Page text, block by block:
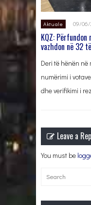
Aktuale 09/06/
KQZ:
vazhdon në 32
Deri të hënën
numërimi i
dhe verifikimi i
Leave a
You must be